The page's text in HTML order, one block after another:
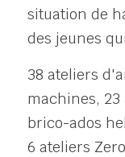
situation de
des jeunes
38 ateliers
machines,
brico-ados
6 ateliers